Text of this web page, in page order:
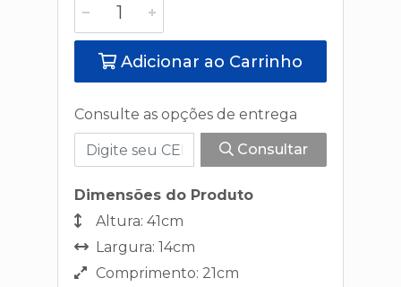
Adicionar ao Carrinho
Consulte as opções de entrega
Consultar
Dimensões do Produto
Altura: 41cm
Largura: 14cm
Comprimento: 21cm